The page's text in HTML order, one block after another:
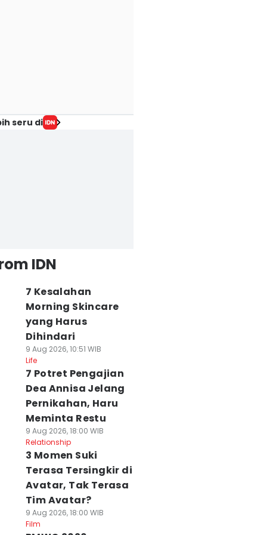
seru di
IDN
7 Kesalahan
Morning Skincare
yang Harus
Dihindari
9 Aug 2026, 10:51 WIB
Life
7 Potret Pengajian
Dea Annisa Jelang
Pernikahan, Haru
Meminta Restu
9 Aug 2026, 18:00 WIB
Relationship
3 Momen Suki
Terasa Tersingkir di
Avatar, Tak Terasa
Tim Avatar?
9 Aug 2026, 18:00 WIB
Film